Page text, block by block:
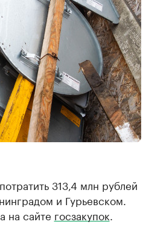
313,4 млн рублей
и Гурьевском.
на сайте госзакупок